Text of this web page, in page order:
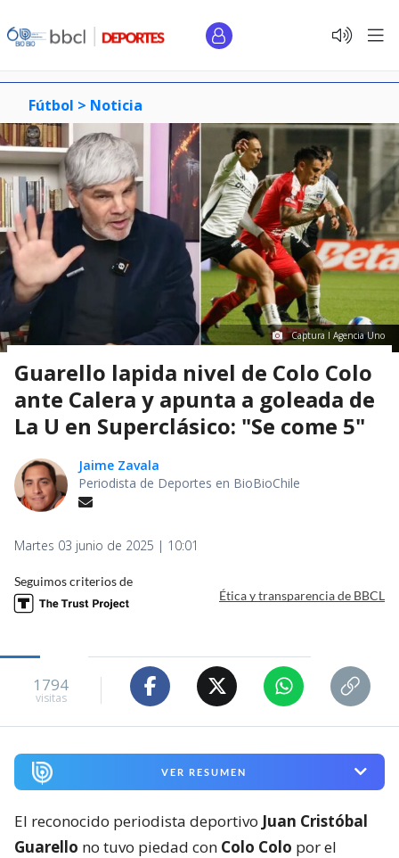
Fútbol > Noticia
Captura I Agencia Uno
Guarello lapida nivel de Colo Colo
ante Calera y apunta a goleada de
La U en Superclásico: "Se come 5"
Jaime Zavala
Periodista de Deportes en BioBioChile
Martes 03 junio de 2025 | 10:01
Seguimos criterios de
Ética y transparencia de BBCL
1794
visitas
VER RESUMEN
El reconocido periodista deportivo Juan Cristóbal
Guarello no tuvo piedad con Colo Colo por el